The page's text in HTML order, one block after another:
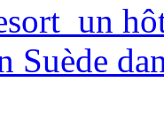
un
Suède